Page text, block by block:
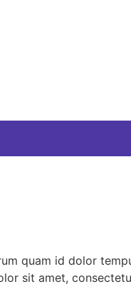
quam id dolor
sit amet,